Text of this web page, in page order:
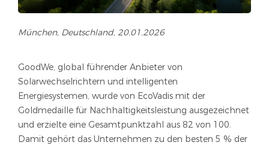
München, Deutschland, 20.01.2026
GoodWe, global führender Anbieter von
Solarwechselrichtern und intelligenten
Energiesystemen, wurde von EcoVadis mit der
Goldmedaille für Nachhaltigkeitsleistung ausgezeichnet
und erzielte eine Gesamtpunktzahl aus 82 von 100.
Damit gehört das Unternehmen zu den besten 5 % der